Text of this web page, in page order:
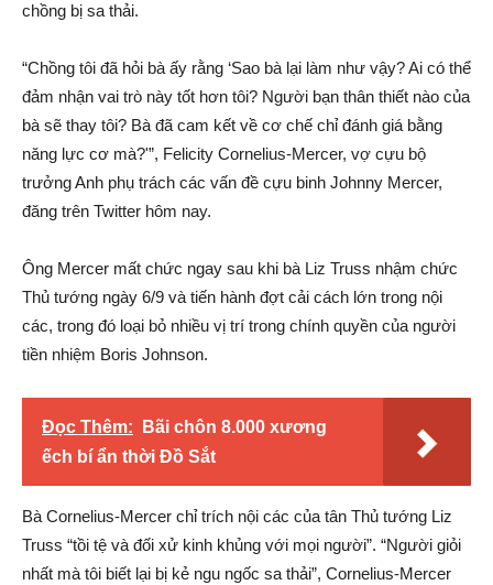
chồng bị sa thải.
“Chồng tôi đã hỏi bà ấy rằng ‘Sao bà lại làm như vậy? Ai có thể
đảm nhận vai trò này tốt hơn tôi? Người bạn thân thiết nào của
bà sẽ thay tôi? Bà đã cam kết về cơ chế chỉ đánh giá bằng
năng lực cơ mà?'”, Felicity Cornelius-Mercer, vợ cựu bộ
trưởng Anh phụ trách các vấn đề cựu binh Johnny Mercer,
đăng trên Twitter hôm nay.
Ông Mercer mất chức ngay sau khi bà Liz Truss nhậm chức
Thủ tướng ngày 6/9 và tiến hành đợt cải cách lớn trong nội
các, trong đó loại bỏ nhiều vị trí trong chính quyền của người
tiền nhiệm Boris Johnson.
Đọc Thêm:
Bãi chôn 8.000 xương
ếch bí ẩn thời Đồ Sắt
Bà Cornelius-Mercer chỉ trích nội các của tân Thủ tướng Liz
Truss “tồi tệ và đối xử kinh khủng với mọi người”. “Người giỏi
nhất mà tôi biết lại bị kẻ ngu ngốc sa thải”, Cornelius-Mercer